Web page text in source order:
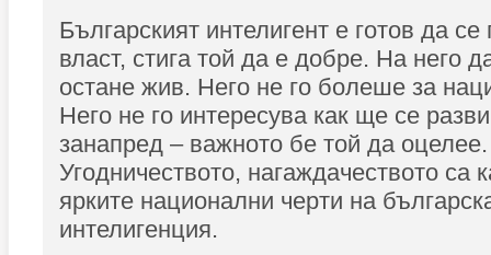
Българският интелигент е готов да
власт, стига той да е добре. На него
остане жив. Него не го болеше за
Него не го интересува как ще се
занапред – важното бе той да
Угодничеството, нагаждачеството са
ярките национални черти на
интелигенция.